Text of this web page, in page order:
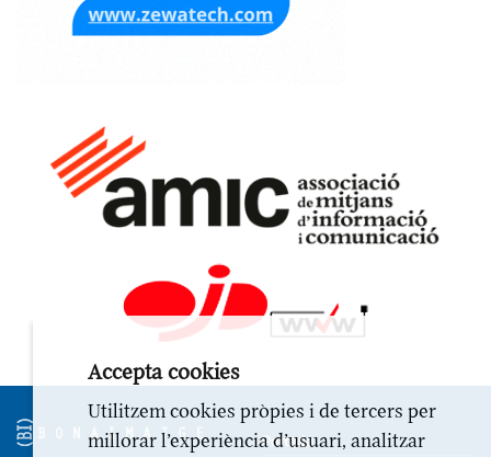
Portada
Accepta cookies
Utilitzem cookies pròpies i de tercers per
millorar l’experiència d’usuari, analitzar